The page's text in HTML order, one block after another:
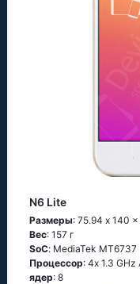
N6 Lite
Размеры: 75.94 x 140
Вес: 157 г
SoC: МеdiаТеk МТ6737
Процессор: 4х 1.3
ядер: 8